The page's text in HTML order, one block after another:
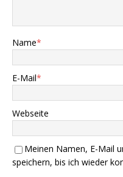
Name*
E-Mail*
Webseite
Meinen Namen, E-Mail
speichern, bis ich wieder